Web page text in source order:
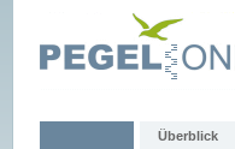
Überblick